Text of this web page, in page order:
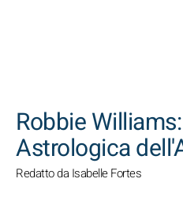
Robbie
Astrologica
Redatto da Isabelle Fortes